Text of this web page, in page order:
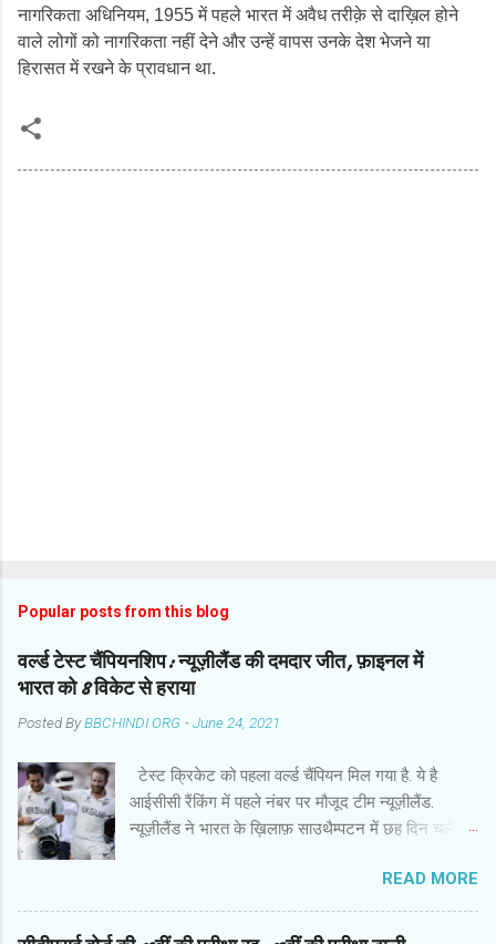
नागरिकता अधिनियम, 1955 में पहले भारत में अवैध तरीक़े से दाख़िल होने
वाले लोगों को नागरिकता नहीं देने और उन्हें वापस उनके देश भेजने या
हिरासत में रखने के प्रावधान था.
Popular posts from this blog
वर्ल्ड टेस्ट चैंपियनशिप: न्यूज़ीलैंड की दमदार जीत, फ़ाइनल में
भारत को 8 विकेट से हराया
Posted ByBBCHINDI ORG -June 24, 2021
टेस्ट क्रिकेट को पहला वर्ल्ड चैंपियन मिल गया है. ये है
आईसीसी रैंकिंग में पहले नंबर पर मौजूद टीम न्यूज़ीलैंड.
न्यूज़ीलैंड ने भारत के ख़िलाफ़ साउथैम्पटन में छह दिन चले
विकेट से दमदार जीत हासिल की. बारिश से प्रभावित मैच के
छठे दिन गेंदबाज़ों के कमाल के बाद कप्तान केन विलियमसन
और रॉस टेलर ने उम्दा बल्लेबाज़ी की और आईसीसी वर्ल्ड
READ MORE